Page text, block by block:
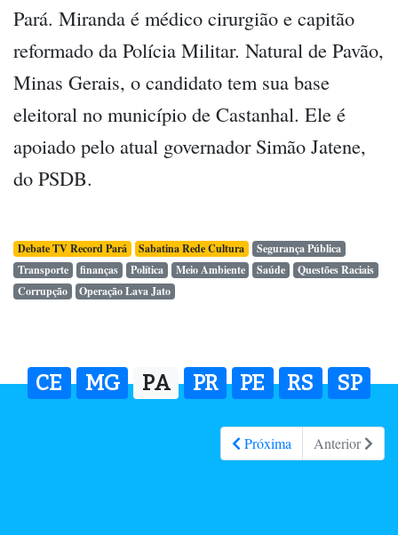
Pará. Miranda é médico cirurgião e capitão
reformado da Polícia Militar. Natural de Pavão,
Minas Gerais, o candidato tem sua base
eleitoral no município de Castanhal. Ele é
apoiado pelo atual governador Simão Jatene,
do PSDB.
Debate TV Record Pará Sabatina Rede Cultura
Segurança Pública
Transporte
finanças Política Meio Ambiente Saúde
Questões Raciais
Corrupção
Operação Lava Jato
CE MG PA PR PE RS SP
Próxima Anterior